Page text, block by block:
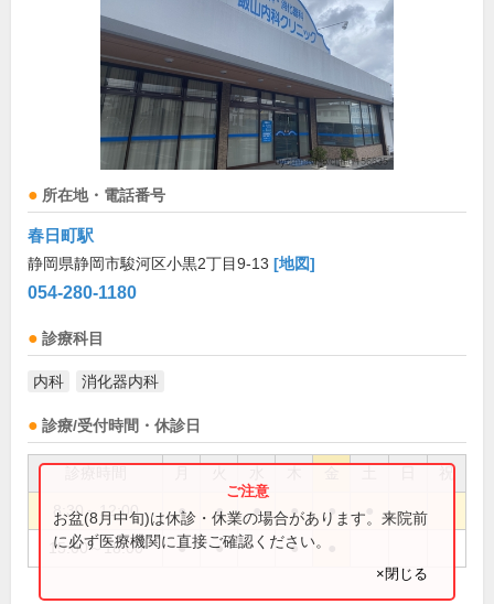
所在地・電話番号
春日町駅
静岡県静岡市駿河区小黒2丁目9-13 [地図]
054-280-1180
診療科目
内科 消化器内科
診療/受付時間・休診日
祝
8:30～12:00 ● ● ● ● ●
15:00～18:00 ● ● ●
お盆(8月中旬)は休診・休業の場合があります。来院前
に必ず医療機関に直接ご確認ください。
×閉じる